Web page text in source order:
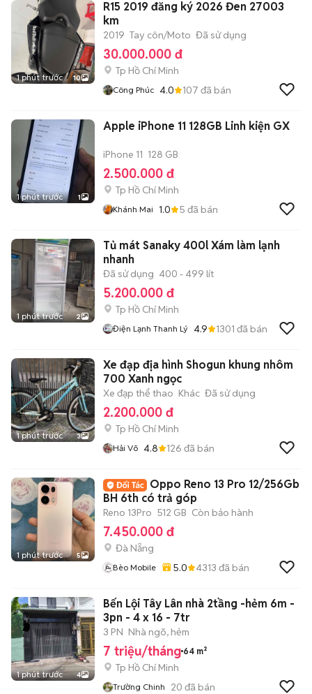
1 phút trước 10
R15 2019 đăng ký 2026 Đen 27003
km
2019 Tay côn/Moto Đã sử dụng
30.000.000 đ
Tp Hồ Chí Minh
Công Phúc 4.0 107 đã bán
1 phút trước 1
Apple iPhone 11 128GB Linh kiện GX
iPhone 11 128 GB
2.500.000 đ
Tp Hồ Chí Minh
Khánh Mai 1.0 5 đã bán
1 phút trước 2
Tủ mát Sanaky 400l Xám làm lạnh
nhanh
Đã sử dụng 400 - 499 lít
5.200.000 đ
Tp Hồ Chí Minh
Điện Lạnh Thanh Lý 4.9 1301 đã bán
1 phút trước 3
Xe đạp địa hình Shogun khung nhôm
700 Xanh ngọc
Xe đạp thể thao Khác Đã sử dụng
2.200.000 đ
Tp Hồ Chí Minh
Hải Võ 4.8 126 đã bán
1 phút trước 5
Oppo Reno 13 Pro 12/256Gb
BH 6th có trả góp
Reno 13Pro 512 GB Còn bảo hành
7.450.000 đ
Đà Nẵng
Bèo Mobile 5.0 4313 đã bán
1 phút trước 4
Bến Lội Tây Lân nhà 2tầng -hẻm 6m -
3pn - 4 x 16 - 7tr
3 PN Nhà ngõ, hẻm
7 triệu/tháng 64 m²
Tp Hồ Chí Minh
Trường Chinh 20 đã bán